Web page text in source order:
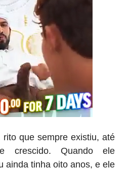
que sempre existiu, até
crescido. Quando ele
ainda tinha oito anos, e ele